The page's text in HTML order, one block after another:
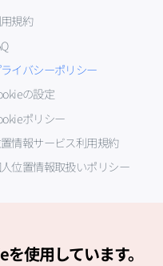
規約
イバシーポリシー
の設定
ポリシー
情報サービス利用規約
位置情報取扱いポリシー
使用しています。